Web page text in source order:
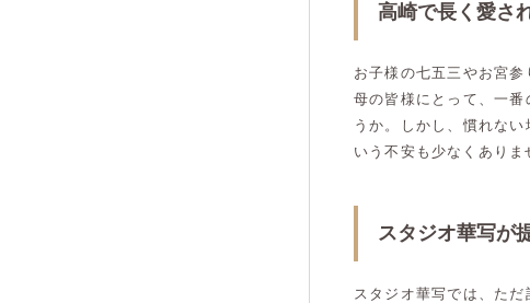
高崎で長く愛さ
お子様の七五三やお宮
母の皆様にとって、一
うか。しかし、慣れな
いう不安も少なくありま
スタジオ華写が
スタジオ華写では、た